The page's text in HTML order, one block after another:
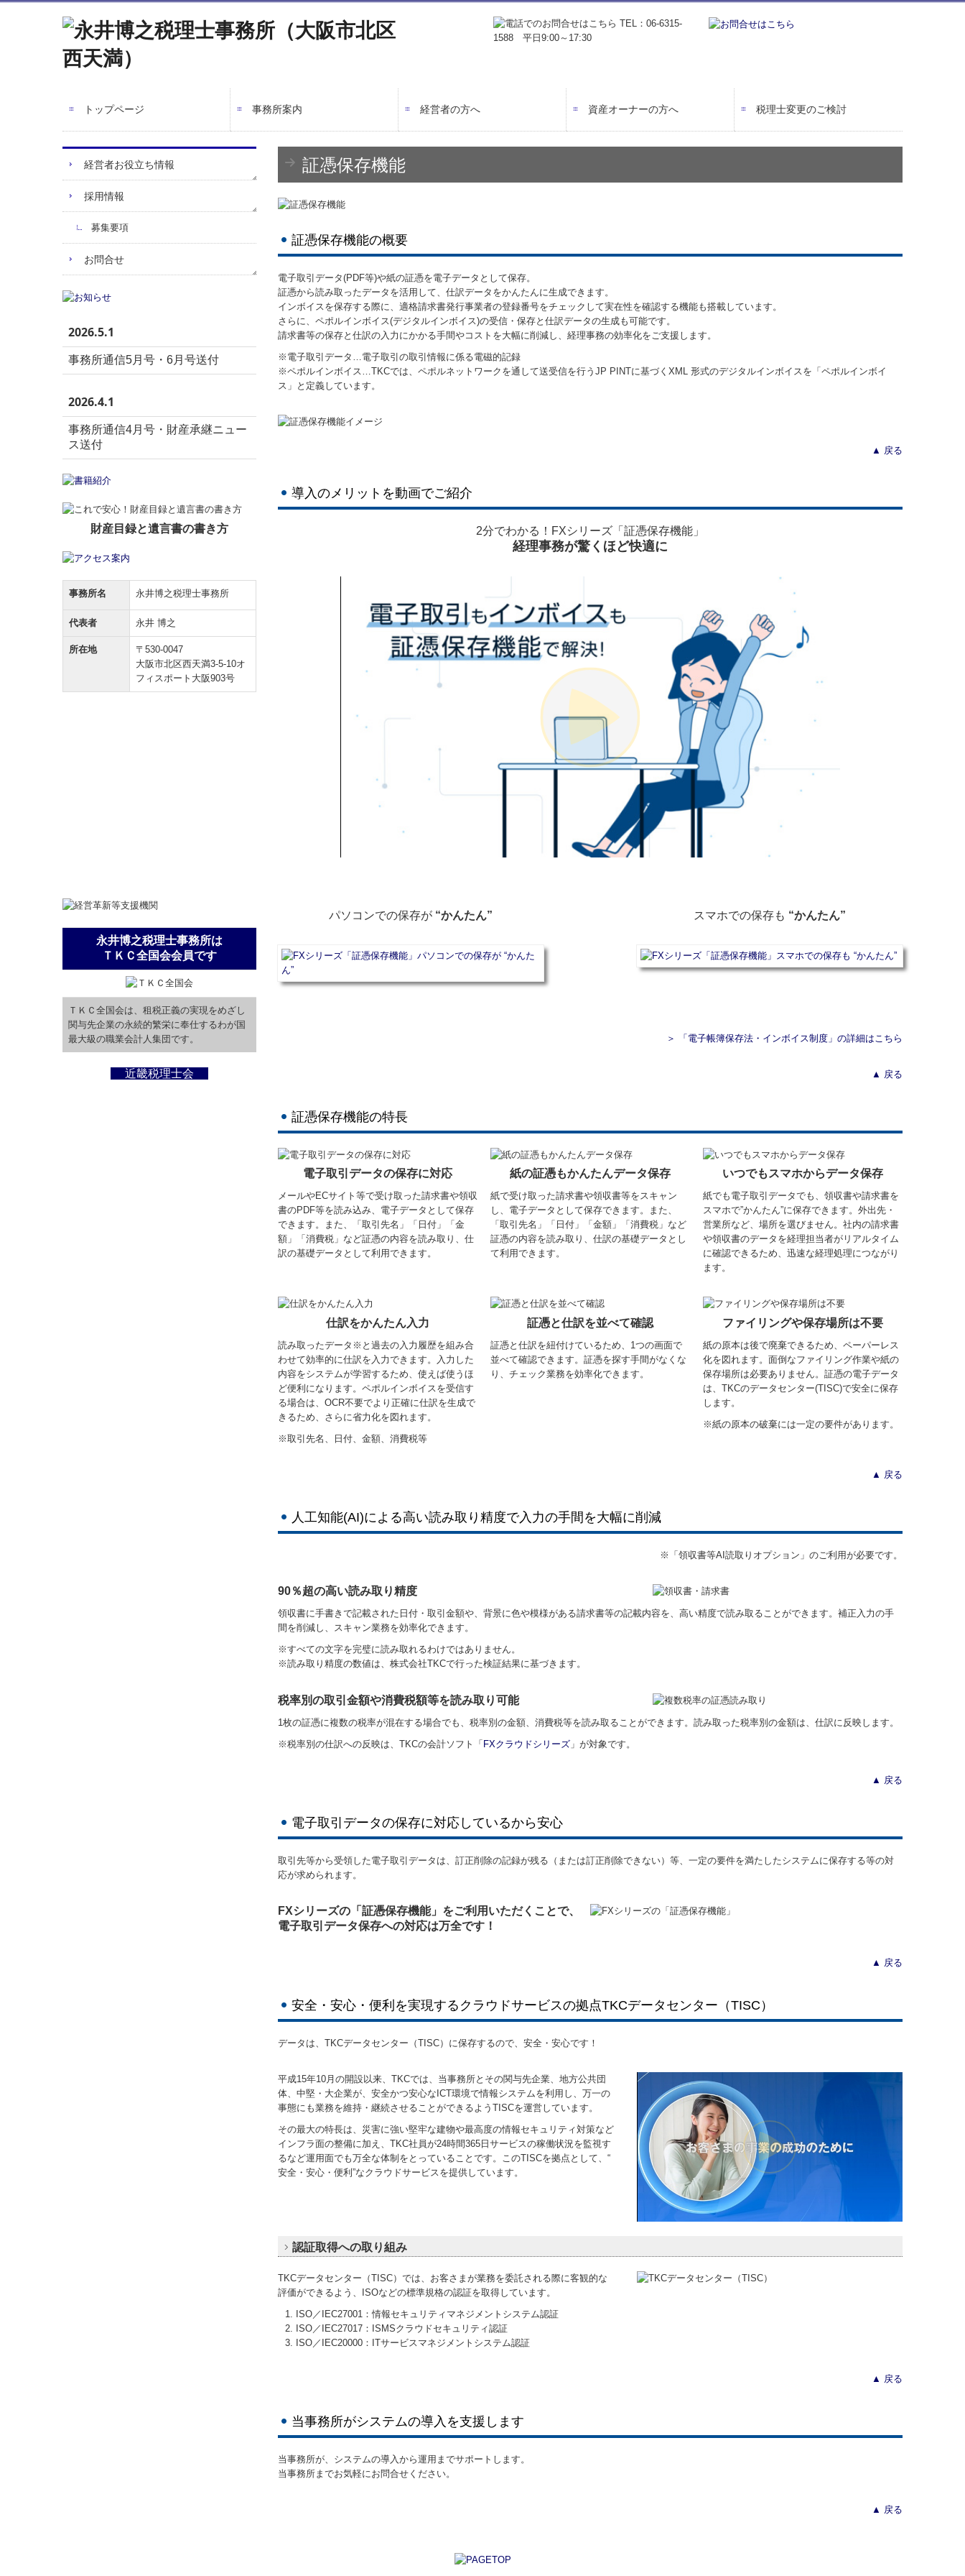
トップページ 事務所案内 経営者の方へ
会計で会社を強くする
業務フロー
書面添付制度のご紹介
TKCシステムのご紹介
資産オーナーの方へ
相続税申告
相続対策
事業承継
所得税対策
税理士変更のご検討
経営者お役立ち情報
採用情報
募集要項
お問合せ
2026.5.1
事務所通信5月号・6月号送付
2026.4.1
事務所通信4月号・財産承継ニュー
ス送付
財産目録と遺言書の書き方
事務所名 永井博之税理士事務所
代表者 永井 博之
所在地
〒530-0047
大阪市北区西天満3-5-10オ
フィスポート大阪903号
永井博之税理士事務所は
ＴＫＣ全国会会員です
ＴＫＣ全国会は、租税正義の実現をめざし
関与先企業の永続的繁栄に奉仕するわが国
最大級の職業会計人集団です。
近畿税理士会
証憑保存機能
証憑保存機能の概要
電子取引データ(PDF等)や紙の証憑を電子データとして保存。
証憑から読み取ったデータを活用して、仕訳データをかんたんに生成できます。
インボイスを保存する際に、適格請求書発行事業者の登録番号をチェックして実在性を確認する機能も搭載しています。
さらに、ペポルインボイス(デジタルインボイス)の受信・保存と仕訳データの生成も可能です。
請求書等の保存と仕訳の入力にかかる手間やコストを大幅に削減し、経理事務の効率化をご支援します。
※電子取引データ…電子取引の取引情報に係る電磁的記録
※ペポルインボイス…TKCでは、ペポルネットワークを通して送受信を行うJP PINTに基づくXML 形式のデジタルインボイスを「ペポルインボイ
ス」と定義しています。
▲ 戻る
導入のメリットを動画でご紹介
2分でわかる！FXシリーズ「証憑保存機能」
経理事務が驚くほど快適に
パソコンでの保存が “かんたん” スマホでの保存も “かんたん”
＞ 「電子帳簿保存法・インボイス制度」の詳細はこちら
▲ 戻る
証憑保存機能の特長
電子取引データの保存に対応
メールやECサイト等で受け取った請求書や領収
書のPDF等を読み込み、電子データとして保存
できます。また、「取引先名」「日付」「金
額」「消費税」など証憑の内容を読み取り、仕
訳の基礎データとして利用できます。
紙の証憑もかんたんデータ保存
紙で受け取った請求書や領収書等をスキャン
し、電子データとして保存できます。また、
「取引先名」「日付」「金額」「消費税」など
証憑の内容を読み取り、仕訳の基礎データとし
て利用できます。
いつでもスマホからデータ保存
紙でも電子取引データでも、領収書や請求書を
スマホで”かんたん”に保存できます。外出先・
営業所など、場所を選びません。社内の請求書
や領収書のデータを経理担当者がリアルタイム
に確認できるため、迅速な経理処理につながり
ます。
仕訳をかんたん入力
読み取ったデータ※と過去の入力履歴を組み合
わせて効率的に仕訳を入力できます。入力した
内容をシステムが学習するため、使えば使うほ
ど便利になります。ペポルインボイスを受信す
る場合は、OCR不要でより正確に仕訳を生成で
きるため、さらに省力化を図れます。
※取引先名、日付、金額、消費税等
証憑と仕訳を並べて確認
証憑と仕訳を紐付けているため、1つの画面で
並べて確認できます。証憑を探す手間がなくな
り、チェック業務を効率化できます。
ファイリングや保存場所は不要
紙の原本は後で廃棄できるため、ペーパーレス
化を図れます。面倒なファイリング作業や紙の
保存場所は必要ありません。証憑の電子データ
は、TKCのデータセンター(TISC)で安全に保存
します。
※紙の原本の破棄には一定の要件があります。
▲ 戻る
人工知能(AI)による高い読み取り精度で入力の手間を大幅に削減
※「領収書等AI読取りオプション」のご利用が必要です。
90％超の高い読み取り精度
領収書に手書きで記載された日付・取引金額や、背景に色や模様がある請求書等の記載内容を、高い精度で読み取ることができます。補正入力の手
間を削減し、スキャン業務を効率化できます。
※すべての⽂字を完璧に読み取れるわけではありません。
※読み取り精度の数値は、株式会社TKCで⾏った検証結果に基づきます。
税率別の取引金額や消費税額等を読み取り可能
1枚の証憑に複数の税率が混在する場合でも、税率別の金額、消費税等を読み取ることができます。読み取った税率別の金額は、仕訳に反映します。
※税率別の仕訳への反映は、TKCの会計ソフト「FXクラウドシリーズ 」が対象です。
▲ 戻る
電子取引データの保存に対応しているから安心
取引先等から受領した電子取引データは、訂正削除の記録が残る（または訂正削除できない）等、一定の要件を満たしたシステムに保存する等の対
応が求められます。
FXシリーズの「証憑保存機能」をご利用いただくことで、
電子取引データ保存への対応は万全です！
▲ 戻る
安全・安心・便利を実現するクラウドサービスの拠点TKCデータセンター（TISC）
データは、TKCデータセンター（TISC）に保存するので、安全・安心です！
平成15年10月の開設以来、TKCでは、当事務所とその関与先企業、地方公共団
体、中堅・大企業が、安全かつ安心なICT環境で情報システムを利用し、万一の
事態にも業務を維持・継続させることができるようTISCを運営しています。
その最大の特長は、災害に強い堅牢な建物や最高度の情報セキュリティ対策など
インフラ面の整備に加え、TKC社員が24時間365日サービスの稼働状況を監視す
るなど運用面でも万全な体制をとっていることです。このTISCを拠点として、“
安全・安心・便利”なクラウドサービスを提供しています。
認証取得への取り組み
TKCデータセンター（TISC）では、お客さまが業務を委託される際に客観的な
評価ができるよう、ISOなどの標準規格の認証を取得しています。
ISO／IEC27001：情報セキュリティマネジメントシステム認証
ISO／IEC27017：ISMSクラウドセキュリティ認証
ISO／IEC20000：ITサービスマネジメントシステム認証
▲ 戻る
当事務所がシステムの導入を支援します
当事務所が、システムの導入から運用までサポートします。
当事務所までお気軽にお問合せください。
▲ 戻る